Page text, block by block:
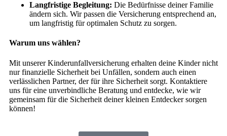
Langfristige Begleitung: Die Bedürfnisse deiner Familie
ändern sich. Wir passen die Versicherung entsprechend an,
um langfristig für optimalen Schutz zu sorgen.
Warum uns wählen?
Mit unserer Kinderunfallversicherung erhalten deine Kinder nicht
nur finanzielle Sicherheit bei Unfällen, sondern auch einen
verlässlichen Partner, der für ihre Sicherheit sorgt. Kontaktiere
uns für eine unverbindliche Beratung und entdecke, wie wir
gemeinsam für die Sicherheit deiner kleinen Entdecker sorgen
können!